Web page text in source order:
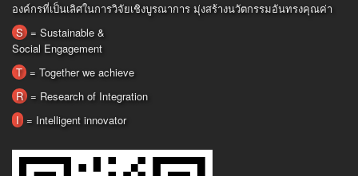
องค์กรที่เป็นเลิศในการวิจัยเชิงบูรณาการ มุ่งสร้างนวัตกรรมอันทรงคุณค่า
S = Sustainable &
Social Engagement
T = Together we achieve
R = Research of Integration
I = Intelligent innovator